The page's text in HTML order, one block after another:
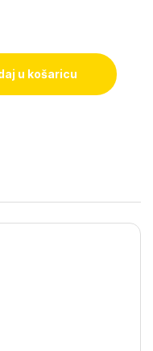
u košaricu